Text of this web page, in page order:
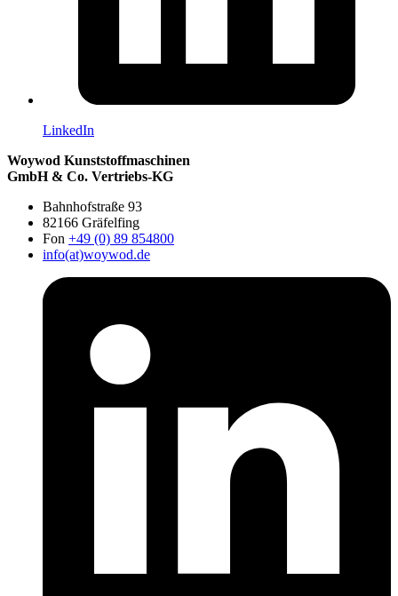
LinkedIn
Woywod Kunststoffmaschinen
GmbH & Co. Vertriebs-KG
Bahnhofstraße 93
82166 Gräfelfing
Fon +49 (0) 89 854800
info(at)woywod.de